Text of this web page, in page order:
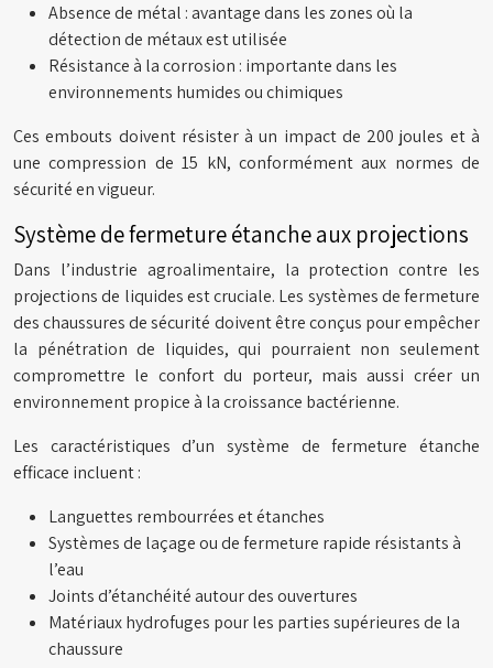
Absence de métal : avantage dans les zones où la
détection de métaux est utilisée
Résistance à la corrosion : importante dans les
environnements humides ou chimiques
Ces embouts doivent résister à un impact de 200 joules et à
une compression de 15 kN, conformément aux normes de
sécurité en vigueur.
Système de fermeture étanche aux projections
Dans l’industrie agroalimentaire, la protection contre les
projections de liquides est cruciale. Les systèmes de fermeture
des chaussures de sécurité doivent être conçus pour empêcher
la pénétration de liquides, qui pourraient non seulement
compromettre le confort du porteur, mais aussi créer un
environnement propice à la croissance bactérienne.
Les caractéristiques d’un système de fermeture étanche
efficace incluent :
Languettes rembourrées et étanches
Systèmes de laçage ou de fermeture rapide résistants à
l’eau
Joints d’étanchéité autour des ouvertures
Matériaux hydrofuges pour les parties supérieures de la
chaussure